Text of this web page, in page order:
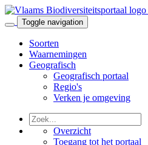
Toggle navigation
Soorten
Waarnemingen
Geografisch
Geografisch portaal
Regio's
Verken je omgeving
Overzicht
Toegang tot het portaal